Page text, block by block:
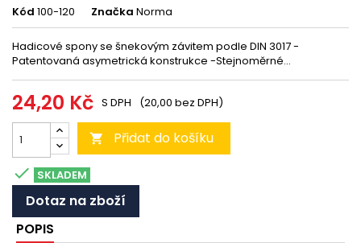
Kód 100-120 Značka Norma
Hadicové spony se šnekovým závitem podle DIN 3017 -
Patentovaná asymetrická konstrukce -Stejnoměrné...
24,20 Kč S DPH (20,00 bez DPH)
 Přidat do košíku
 SKLADEM
Dotaz na zboží
POPIS